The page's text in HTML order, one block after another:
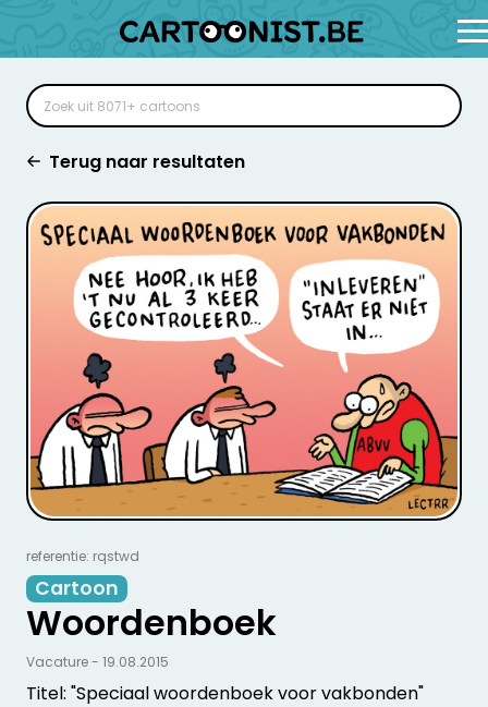
Terug naar resultaten
referentie: rqstwd
Cartoon
Woordenboek
Titel: "Speciaal woordenboek voor vakbonden"
Vacature - 19.08.2015